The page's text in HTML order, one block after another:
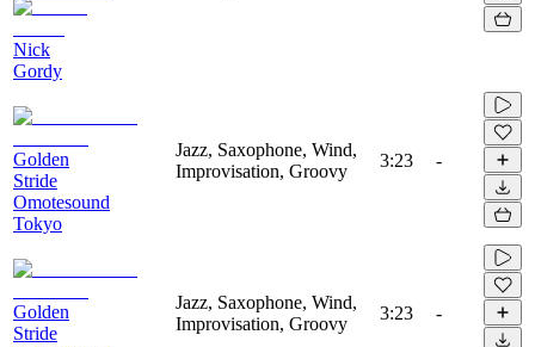
Nick
Gordy
Golden
Stride
Omotesound
Tokyo
Jazz, Saxophone, Wind,
Improvisation, Groovy
3:23 -
Golden
Stride
Jazz, Saxophone, Wind,
Improvisation, Groovy
3:23 -